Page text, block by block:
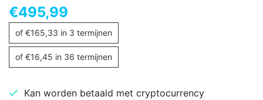
€495,99
of €165,33 in 3 termijnen
of €16,45 in 36 termijnen
Kan worden betaald met cryptocurrency